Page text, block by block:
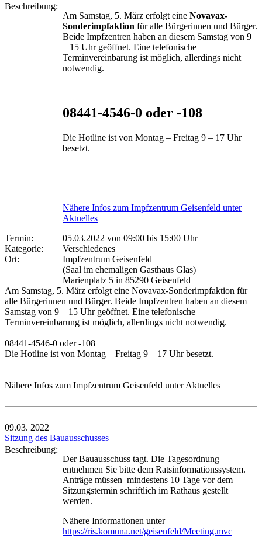
Beschreibung:
Am Samstag, 5. März erfolgt eine Novavax-
Sonderimpfaktion für alle Bürgerinnen und Bürger.
Beide Impfzentren haben an diesem Samstag von 9
– 15 Uhr geöffnet. Eine telefonische
Terminvereinbarung ist möglich, allerdings nicht
notwendig.
08441-4546-0 oder -108
Die Hotline ist von Montag – Freitag 9 – 17 Uhr
besetzt.
Nähere Infos zum Impfzentrum Geisenfeld unter
Aktuelles
Termin: 05.03.2022 von 09:00 bis 15:00 Uhr
Kategorie:
Verschiedenes
Ort:
Impfzentrum Geisenfeld
(Saal im ehemaligen Gasthaus Glas)
Marienplatz 5 in 85290 Geisenfeld
Am Samstag, 5. März erfolgt eine Novavax-Sonderimpfaktion für
alle Bürgerinnen und Bürger. Beide Impfzentren haben an diesem
Samstag von 9 – 15 Uhr geöffnet. Eine telefonische
Terminvereinbarung ist möglich, allerdings nicht notwendig.
08441-4546-0 oder -108
Die Hotline ist von Montag – Freitag 9 – 17 Uhr besetzt.
Nähere Infos zum Impfzentrum Geisenfeld unter Aktuelles
09.03. 2022
Sitzung des Bauausschusses
Beschreibung:
Der Bauausschuss tagt. Die Tagesordnung
entnehmen Sie bitte dem Ratsinformationssystem.
Anträge müssen mindestens 10 Tage vor dem
Sitzungstermin schriftlich im Rathaus gestellt
werden.
Nähere Informationen unter
https://ris.komuna.net/geisenfeld/Meeting.mvc